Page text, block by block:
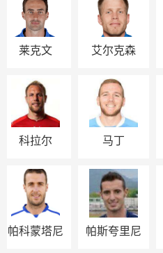
莱克文 艾尔克森
科拉尔 马丁
帕科蒙塔尼 帕斯夸里尼